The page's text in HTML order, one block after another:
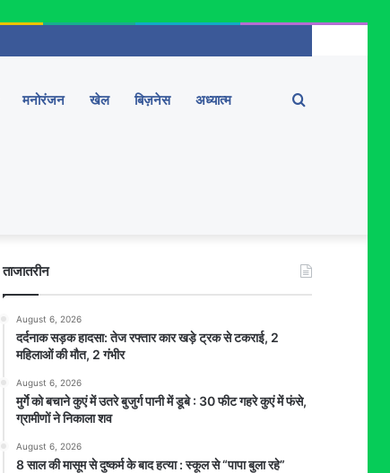
मनोरंजन खेल बिज़नेस अध्यात्म Search
ताजातरीन
August 6, 2026
दर्दनाक सड़क हादसा: तेज रफ्तार कार खड़े ट्रक से टकराई, 2
महिलाओं की मौत, 2 गंभीर
August 6, 2026
मुर्गे को बचाने कुएं में उतरे बुजुर्ग पानी में डूबे : 30 फीट गहरे कुएं में फंसे,
ग्रामीणों ने निकाला शव
August 6, 2026
8 साल की मासूम से दुष्कर्म के बाद हत्या : स्कूल से “पापा बुला रहे”